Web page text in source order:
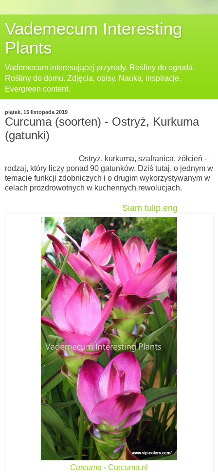
Vademecum Interesting
Plants
Vademecum interesującej przyrody. Rośliny do ogrodu.
Rośliny do domu. Zdjęcia, opisy. Nauka, inspiracje.
Evergreen content.
piątek, 15 listopada 2019
Curcuma (soorten) - Ostryż, Kurkuma
(gatunki)
Ostryż, kurkuma, szafranica, żółcień -
rodzaj, który liczy ponad 90 gatunków. Dziś tutaj, o jednym w
temacie funkcji zdobniczych i o drugim wykorzystywanym w
celach prozdrowotnych w kuchennych rewolucjach.
Siam tulip.eng
Curcuma - Curcuma.nl